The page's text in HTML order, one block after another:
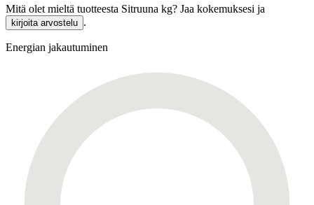
Mitä olet mieltä tuotteesta Sitruuna kg? Jaa kokemuksesi ja
kirjoita arvostelu .
Energian jakautuminen